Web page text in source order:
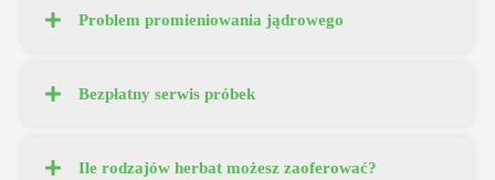
Problem promieniowania jądrowego
Bezpłatny serwis próbek
Ile rodzajów herbat możesz zaoferować?